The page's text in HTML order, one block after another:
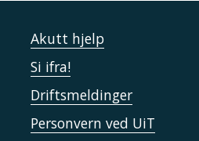
Akutt hjelp
Si ifra!
Driftsmeldinger
Personvern ved UiT